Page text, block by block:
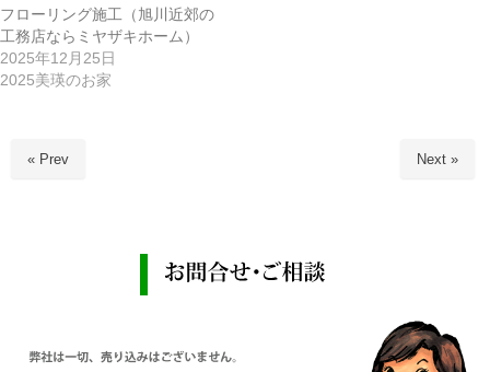
フローリング施工（旭川近郊の
工務店ならミヤザキホーム）
2025年12月25日
2025美瑛のお家
« Prev Next »